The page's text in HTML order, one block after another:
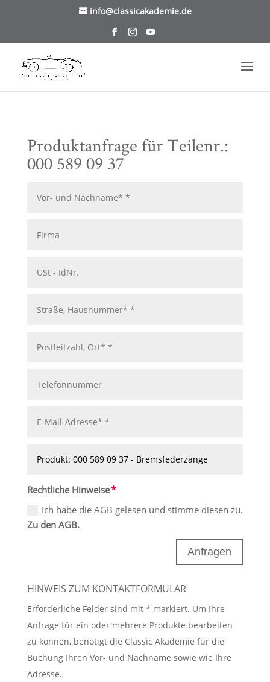
/* TablePress Highlight */info@classicakademie.de
Produktanfrage für Teilenr.:
000 589 09 37
Rechtliche Hinweise
Ich habe die AGB gelesen und stimme diesen zu.
Zu den AGB.
Anfragen
HINWEIS ZUM KONTAKTFORMULAR
Erforderliche Felder sind mit * markiert. Um Ihre
Anfrage für ein oder mehrere Produkte bearbeiten
zu können, benötigt die Classic Akademie für die
Buchung Ihren Vor- und Nachname sowie wie Ihre
Adresse.